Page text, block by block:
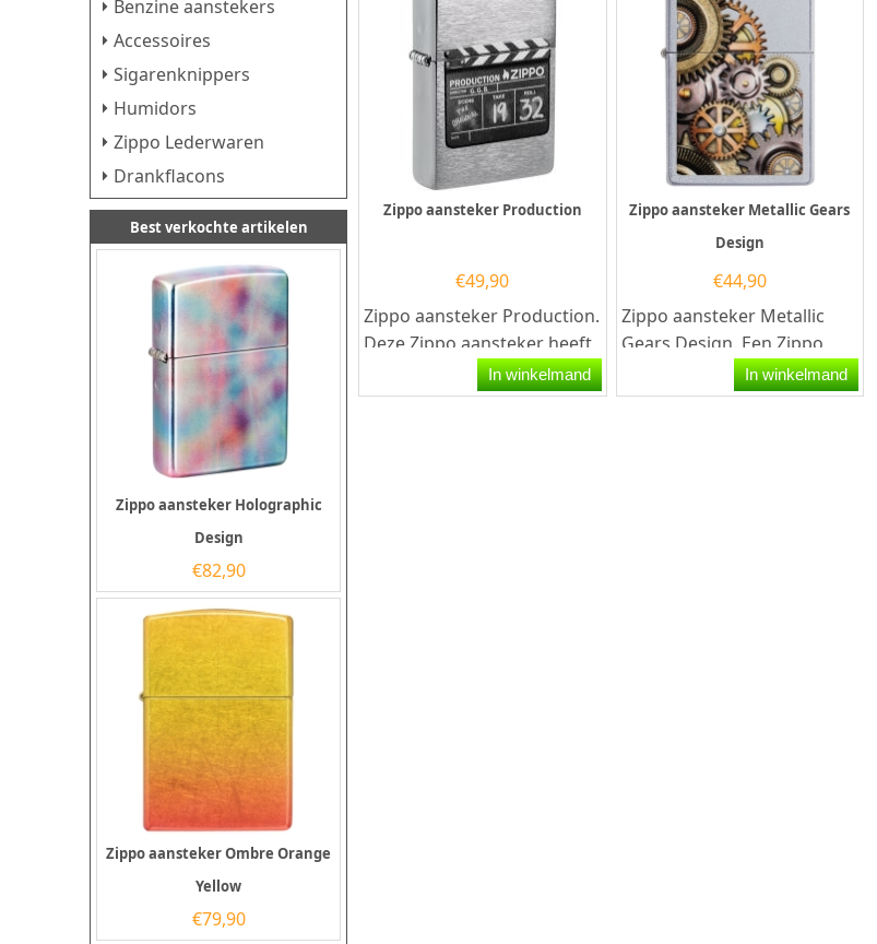
Benzine aanstekers
Accessoires
Sigarenknippers
Humidors
Zippo Lederwaren
Drankflacons
Best verkochte artikelen
Zippo aansteker Holographic
Design
€82,90
Zippo aansteker Ombre Orange
Yellow
€79,90
Zippo aansteker Production
€49,90
Zippo aansteker Production.
Deze Zippo aansteker heeft
een Geborsteld
Chromen afwerking met...
In winkelmand
Zippo aansteker Metallic Gears
Design
€44,90
Zippo aansteker Metallic
Gears Design. Een Zippo
aansteker is een
kwalitatief...
In winkelmand